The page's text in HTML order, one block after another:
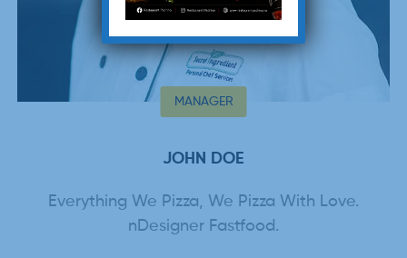
MANAGER
JOHN DOE
Everything We Pizza, We Pizza With Love.
nDesigner Fastfood.